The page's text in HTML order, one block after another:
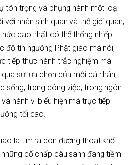
tôn trọng và phụng hành một loại
nhân sinh quan và thế giới quan,
cao nhất có thể thống nhiếp
độ tín ngưỡng Phật giáo mà nói,
tiếp thực hành trắc nghiệm mà
sự lựa chọn của mỗi cá nhân,
sống, trong công việc, trong ngôn
hành vi biểu hiện mà trực tiếp
tối cao.
là tìm ra con đường thoát khổ
cố chấp câu sanh đang tiềm